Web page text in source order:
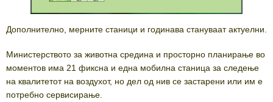
Дополнително, мерните станици и годинава стануваат актуелни.
Министерството за животна средина и просторно планирање во
моментов има 21 фиксна и една мобилна станица за следење
на квалитетот на воздухот, но дел од нив се застарени или им е
потребно сервисирање.